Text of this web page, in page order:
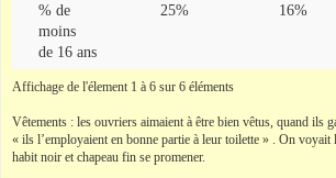
% de
moins
de 16 ans
25% 16%
Affichage de l'élement 1 à 6 sur 6 éléments
Vêtements : les ouvriers aimaient à être bien vêtus, quand ils
« ils l’employaient en bonne partie à leur toilette » . On voyait
habit noir et chapeau fin se promener.